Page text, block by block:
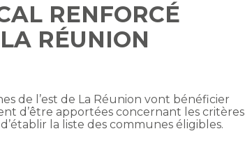
RENFORCÉ
RÉUNION
de l’est de La Réunion vont bénéficier
d’être apportées concernant les critères
la liste des communes éligibles.